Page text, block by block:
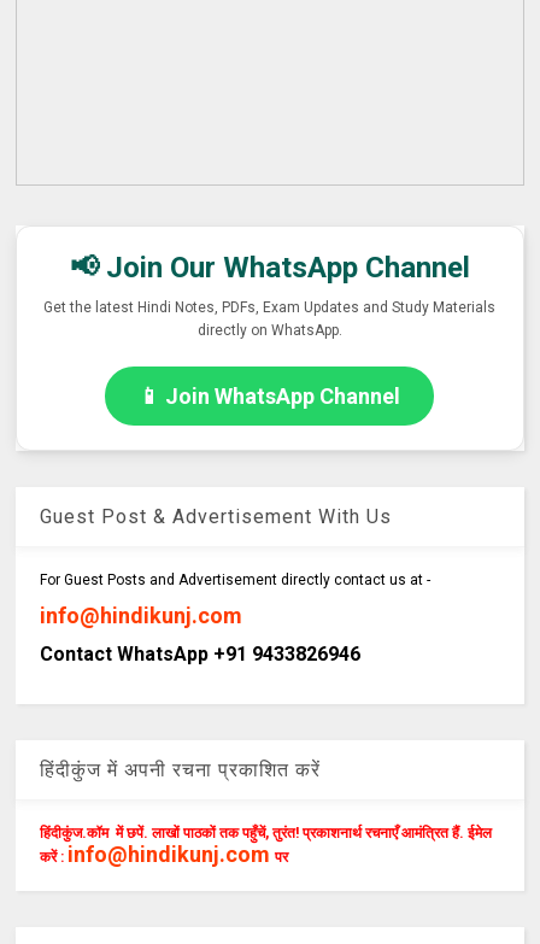
📢 Join Our WhatsApp Channel
Get the latest Hindi Notes, PDFs, Exam Updates and Study Materials
directly on WhatsApp.
📱 Join WhatsApp Channel
Guest Post & Advertisement With Us
For Guest Posts and Advertisement directly contact us at -
info@hindikunj.com
Contact WhatsApp +91 9433826946
हिंदीकुंज में अपनी रचना प्रकाशित करें
हिंदीकुंज.कॉम में छपें. लाखों पाठकों तक पहुँचें, तुरंत! प्रकाशनार्थ रचनाएँ आमंत्रित हैं. ईमेल
करें : info@hindikunj.com पर